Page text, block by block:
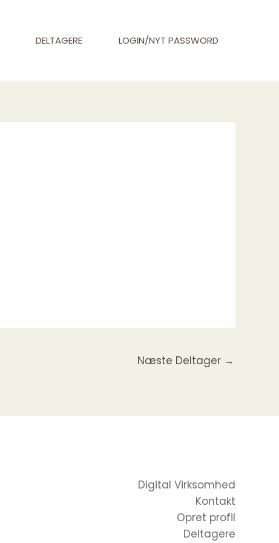
DELTAGERE LOGIN/NYT PASSWORD
Næste Deltager →
Digital Virksomhed
Kontakt
Opret profil
Deltagere